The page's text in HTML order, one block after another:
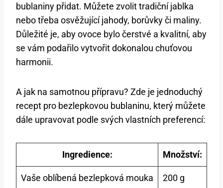
bublaniny přidat. Můžete zvolit tradiční jablka
nebo třeba osvěžující jahody, borůvky či maliny.
Důležité je, aby ovoce bylo čerstvé a kvalitní, aby
se vám podařilo vytvořit dokonalou chuťovou
harmonii.
A jak na samotnou přípravu? Zde je jednoduchý
recept pro bezlepkovou bublaninu, který můžete
dále upravovat podle svých vlastních preferencí:
Ingredience: Množství:
Vaše oblíbená bezlepková mouka 200 g